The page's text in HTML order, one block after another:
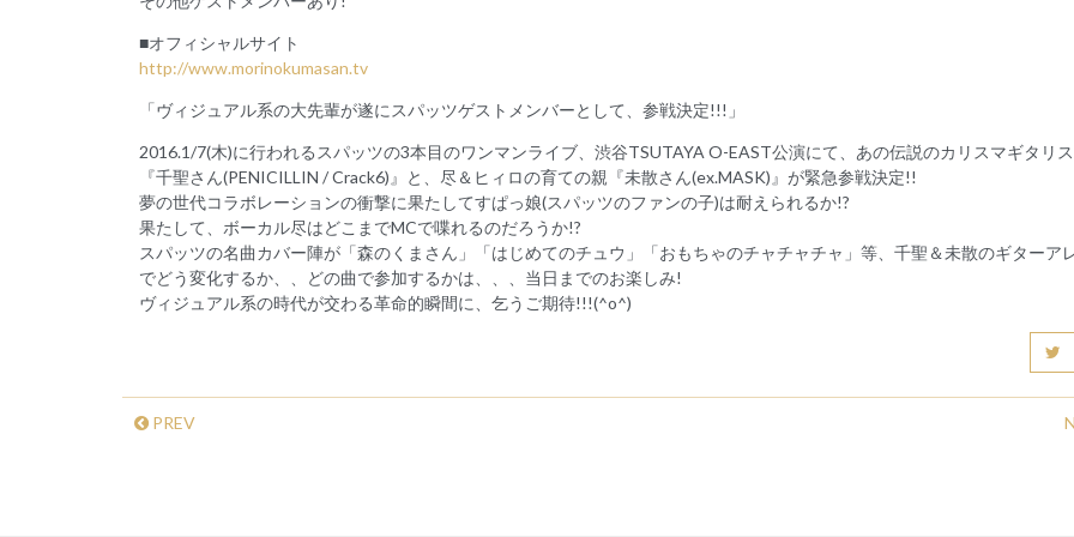
■オフィシャルサイト
http://www.morinokumasan.tv
「ヴィジュアル系の大先輩が遂にスパッツゲストメンバーとして、参戦決定!!!」
2016.1/7(木)に行われるスパッツの3本目のワンマンライブ、渋谷TSUTAYA O-EAST公演にて、あの伝説のカリスマギタリス
『千聖さん(PENICILLIN / Crack6)』と、尽＆ヒィロの育ての親『未散さん(ex.MASK)』が緊急参戦決定!!
夢の世代コラボレーションの衝撃に果たしてすぱっ娘(スパッツのファンの子)は耐えられるか!?
果たして、ボーカル尽はどこまでMCで喋れるのだろうか!?
スパッツの名曲カバー陣が「森のくまさん」「はじめてのチュウ」「おもちゃのチャチャチャ」等、千聖＆未散のギターア
でどう変化するか、、どの曲で参加するかは、、、当日までのお楽しみ!
ヴィジュアル系の時代が交わる革命的瞬間に、乞うご期待!!!(^o^)
PREV